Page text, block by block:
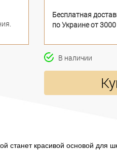
Бесплатная
по Украине от 3000
В наличии
станет красивой основой для